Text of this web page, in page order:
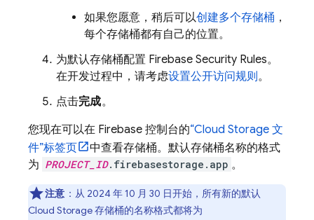
如果您愿意，稍后可以创建多个存储桶 ，
每个存储桶都有自己的位置。
为默认存储桶配置 Firebase Security Rules。
在开发过程中，请考虑设置公开访问规则。
点击完成。
您现在可以在 Firebase 控制台的“Cloud Storage 文
件”标签页
中查看存储桶。 默认存储桶名称的格式
为 PROJECT_ID.firebasestorage.app 。
注意 ：从 2024 年 10 月 30 日开始，所有新的默认
Cloud Storage存储桶的名称格式都将为